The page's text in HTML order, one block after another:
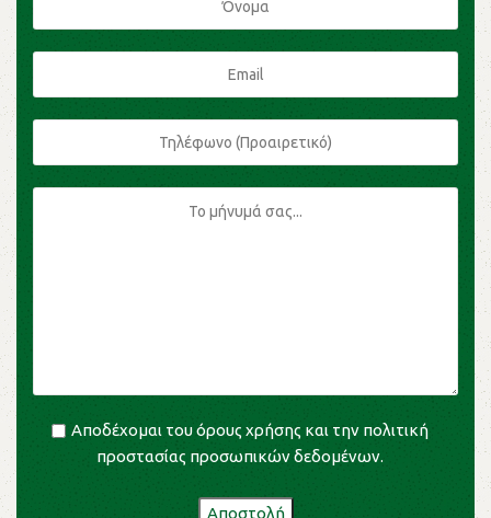
Αποδέχομαι τουόρους χρήσης και την πολιτική
προστασίας προσωπικών δεδομένων.